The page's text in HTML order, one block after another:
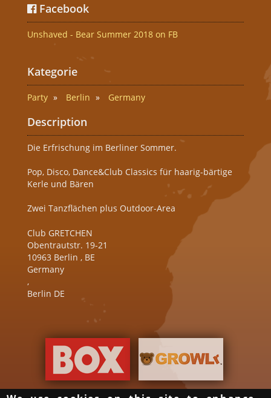
Facebook
Unshaved - Bear Summer 2018 on FB
Kategorie
Party Berlin Germany
Description
Die Erfrischung im Berliner Sommer.
Pop, Disco, Dance&Club Classics für haarig-bärtige
Kerle und Bären
Zwei Tanzflächen plus Outdoor-Area
Club GRETCHEN
Obentrautstr. 19-21
10963 Berlin , BE
Germany
,
Berlin DE